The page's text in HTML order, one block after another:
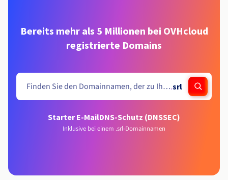
Bereits mehr als 5 Millionen bei OVHcloud
registrierte Domains
.srl
Starter E-MailDNS-Schutz (DNSSEC)
Inklusive bei einem .srl-Domainnamen